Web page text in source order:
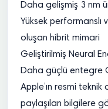
Daha gelişmiş 3 nm
Yüksek performanslı
oluşan hibrit mimari
Geliştirilmiş Neural
Daha güçlü entegre
Apple’ın resmi
paylaşılan bilgilere